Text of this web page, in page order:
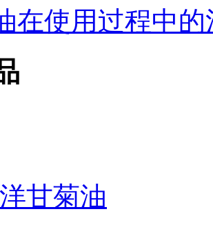
在使用过程中
洋甘菊油